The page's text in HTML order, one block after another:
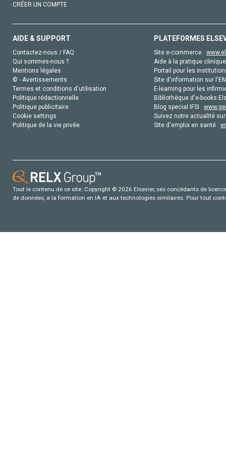
CRÉER UN COMPTE
AIDE & SUPPORT
Contactez-nous / FAQ
Qui sommes-nous ?
Mentions légales
© - Avertissements
Termes et conditions d'utilisation
Politique rédactionnelle
Politique publicitaire
Cookie settings
Politique de la vie privée
PLATEFORMES
Site e-commerce :
Aide à la pratique
Portail pour les
Site d'information sur
E-learning pour les
Bibliothèque d'e-books
Blog special IFSI :
Suivez notre actualité
Site d'emploi en santé :
Tout le contenu de ce site: Copyright © 2026 Elsevier, ses concédants de
de données, a la formation en IA et aux technologies similaires. Pour tout